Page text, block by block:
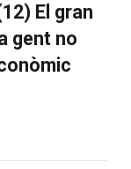
El gran
gent no